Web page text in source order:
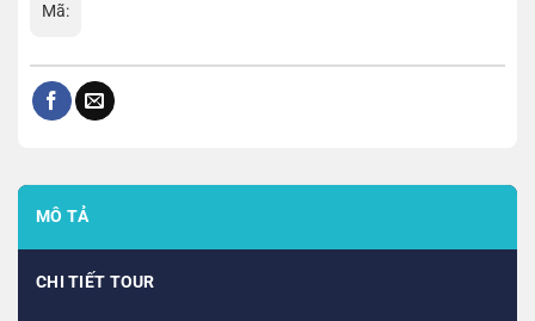
Mã:
MÔ TẢ
CHI TIẾT TOUR